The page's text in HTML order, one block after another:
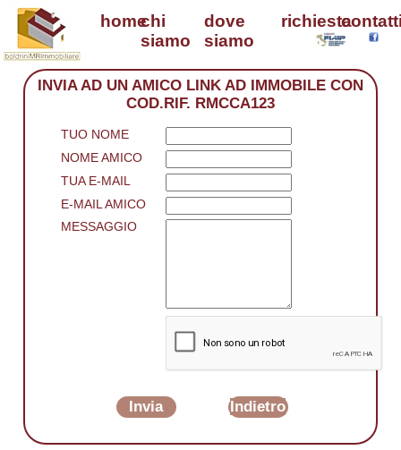
homechi
siamo
dove
siamo
richiesta
INVIA AD UN AMICO LINK AD IMMOBILE CON
COD.RIF. RMCCA123
TUO NOME
NOME AMICO
TUA E-MAIL
E-MAIL AMICO
MESSAGGIO
Invia Indietro